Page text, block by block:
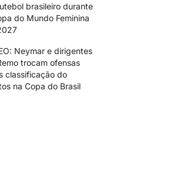
brasileiro durante
do Mundo Feminina
Neymar e dirigentes
trocam ofensas
classificação do
na Copa do Brasil